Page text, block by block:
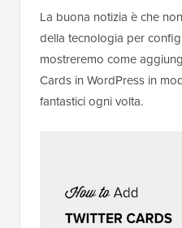
La buona notizia è che
della tecnologia per
mostreremo come
Cards in WordPress in
fantastici ogni volta.